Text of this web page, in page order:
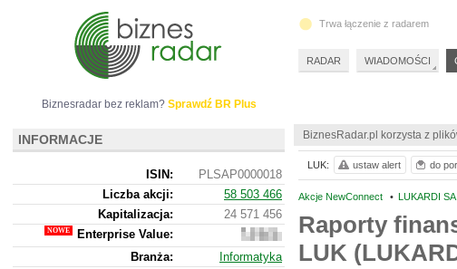
BiznesRadar.pl korzysta z
Akcje NewConnect • LUKARDI
Raporty
LUK
LUK: ustaw alert do
Biznesradar bez reklam? Sprawdź BR Plus
INFORMACJE
ISIN:
PLSAP0000018
Liczba akcji:
58 503 466
Kapitalizacja:
24 571 456
Enterprise Value:
27
666
456
Branża:
Informatyka
Trwa łączenie z radarem
RADAR WIADOMOŚCI